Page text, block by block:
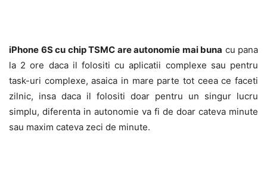
iPhone 6S cu chip TSMC are autonomie mai buna cu pana
la 2 ore daca il folositi cu aplicatii complexe sau pentru
task-uri complexe, asaica in mare parte tot ceea ce faceti
zilnic, insa daca il folositi doar pentru un singur lucru
simplu, diferenta in autonomie va fi de doar cateva minute
sau maxim cateva zeci de minute.